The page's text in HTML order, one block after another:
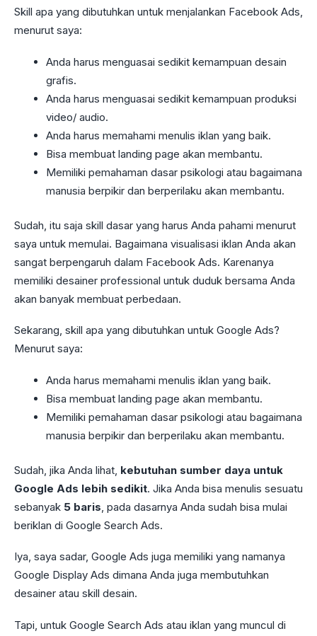
Skill apa yang dibutuhkan untuk menjalankan Facebook Ads,
menurut saya:
Anda harus menguasai sedikit kemampuan desain
grafis.
Anda harus menguasai sedikit kemampuan produksi
video/ audio.
Anda harus memahami menulis iklan yang baik.
Bisa membuat landing page akan membantu.
Memiliki pemahaman dasar psikologi atau bagaimana
manusia berpikir dan berperilaku akan membantu.
Sudah, itu saja skill dasar yang harus Anda pahami menurut
saya untuk memulai. Bagaimana visualisasi iklan Anda akan
sangat berpengaruh dalam Facebook Ads. Karenanya
memiliki desainer professional untuk duduk bersama Anda
akan banyak membuat perbedaan.
Sekarang, skill apa yang dibutuhkan untuk Google Ads?
Menurut saya:
Anda harus memahami menulis iklan yang baik.
Bisa membuat landing page akan membantu.
Memiliki pemahaman dasar psikologi atau bagaimana
manusia berpikir dan berperilaku akan membantu.
Sudah, jika Anda lihat, kebutuhan sumber daya untuk
Google Ads lebih sedikit. Jika Anda bisa menulis sesuatu
sebanyak 5 baris , pada dasarnya Anda sudah bisa mulai
beriklan di Google Search Ads.
Iya, saya sadar, Google Ads juga memiliki yang namanya
Google Display Ads dimana Anda juga membutuhkan
desainer atau skill desain.
Tapi, untuk Google Search Ads atau iklan yang muncul di